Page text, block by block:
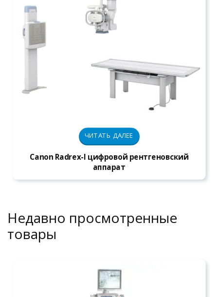
ЧИТАТЬ ДАЛЕЕ
Canon Radrex-I цифровой рентгеновский
аппарат
Недавно просмотренные
товары